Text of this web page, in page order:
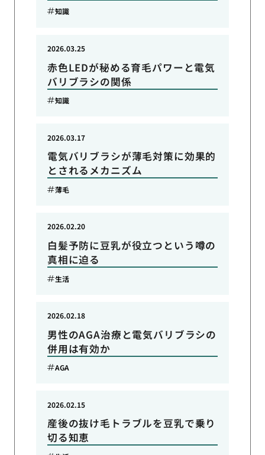
知識
赤色LEDが秘める育毛パワーと電気
バリブラシの関係
2026.03.25
知識
電気バリブラシが薄毛対策に効果的
とされるメカニズム
2026.03.17
薄毛
白髪予防に豆乳が役立つという噂の
真相に迫る
2026.02.20
生活
男性のAGA治療と電気バリブラシの
併用は有効か
2026.02.18
AGA
産後の抜け毛トラブルを豆乳で乗り
切る知恵
2026.02.15